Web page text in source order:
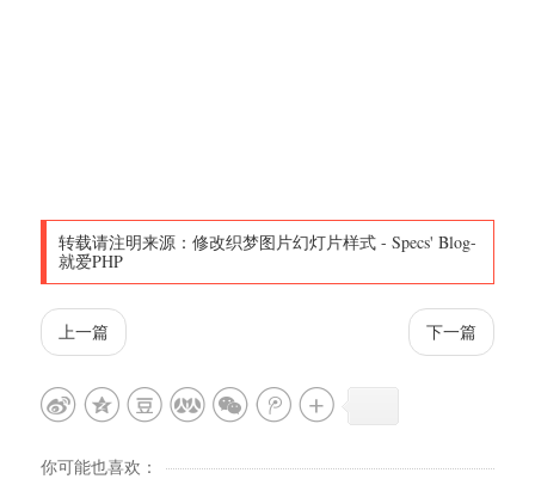
转载请注明来源： 修改织梦图片幻灯片样式 - Specs' Blog-
就爱PHP
上一篇 下一篇
你可能也喜欢：